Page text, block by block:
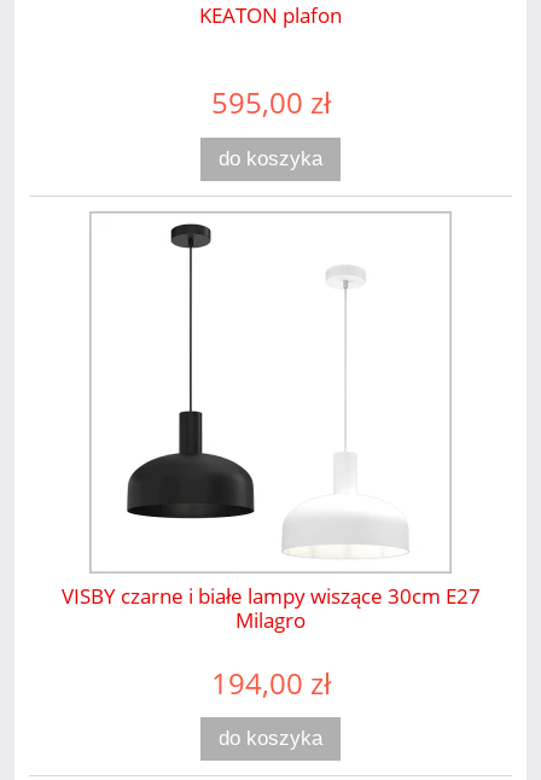
KEATON plafon
595,00 zł
do koszyka
VISBY czarne i białe lampy wiszące 30cm E27
Milagro
194,00 zł
do koszyka